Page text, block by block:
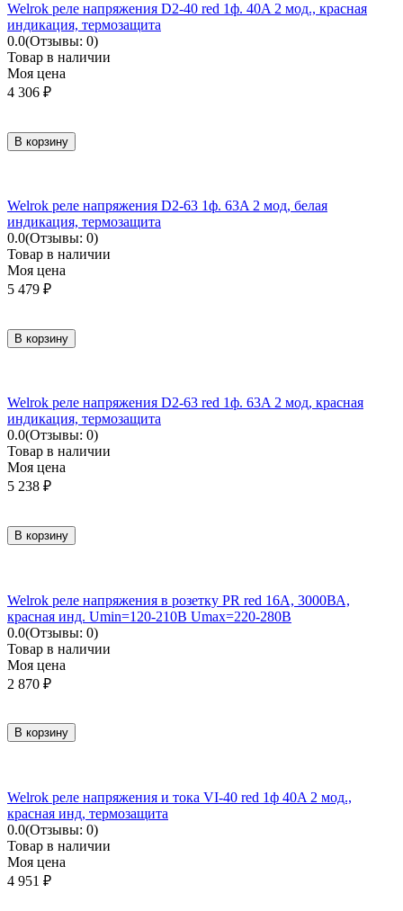
Welrok реле напряжения D2-40 red 1ф. 40A 2 мод., красная
индикация, термозащита
0.0(Отзывы: 0)
Товар в наличии
Моя цена
4 306 ₽
В корзину
Welrok реле напряжения D2-63 1ф. 63A 2 мод, белая
индикация, термозащита
0.0(Отзывы: 0)
Товар в наличии
Моя цена
5 479 ₽
В корзину
Welrok реле напряжения D2-63 red 1ф. 63A 2 мод, красная
индикация, термозащита
0.0(Отзывы: 0)
Товар в наличии
Моя цена
5 238 ₽
В корзину
Welrok реле напряжения в розетку PR red 16А, 3000ВА,
красная инд. Umin=120-210B Umax=220-280В
0.0(Отзывы: 0)
Товар в наличии
Моя цена
2 870 ₽
В корзину
Welrok реле напряжения и тока VI-40 red 1ф 40A 2 мод.,
красная инд, термозащита
0.0(Отзывы: 0)
Товар в наличии
Моя цена
4 951 ₽